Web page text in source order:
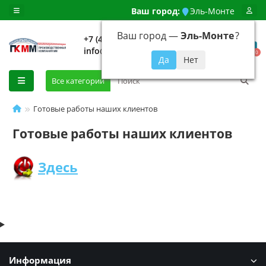
Ваш город: Эль-Монте
Ваш город —Эль-Монте?
+7 (499) 648-92-94
info@evroshtaketnikmoskva.ru
0
Все категории
Готовые работы наших клиентов
Готовые работы наших клиентов
Здесь
Информация